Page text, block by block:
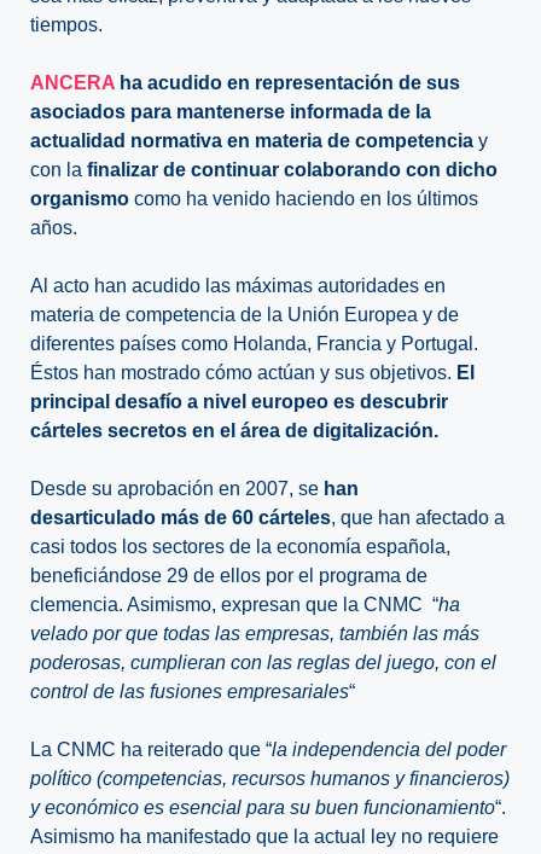
tiempos.
ANCERA ha acudido en representación de sus
asociados para mantenerse informada de la
actualidad normativa en materia de competencia y
con la finalizar de continuar colaborando con dicho
organismo como ha venido haciendo en los últimos
años.
Al acto han acudido las máximas autoridades en
materia de competencia de la Unión Europea y de
diferentes países como Holanda, Francia y Portugal.
Éstos han mostrado cómo actúan y sus objetivos. El
principal desafío a nivel europeo es descubrir
cárteles secretos en el área de digitalización.
Desde su aprobación en 2007, se han
desarticulado más de 60 cárteles, que han afectado a
casi todos los sectores de la economía española,
beneficiándose 29 de ellos por el programa de
clemencia. Asimismo, expresan que la CNMC “ha
velado por que todas las empresas, también las más
poderosas, cumplieran con las reglas del juego, con el
control de las fusiones empresariales“
La CNMC ha reiterado que “la independencia del poder
político (competencias, recursos humanos y financieros)
yeconómico es esencial para su buen funcionamiento“.
Asimismo ha manifestado que la actual ley no requiere